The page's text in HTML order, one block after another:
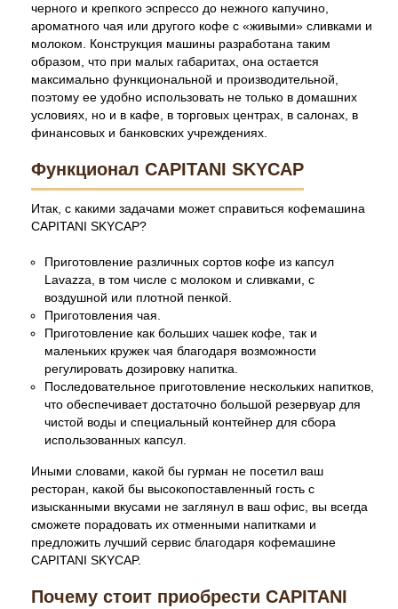
черного и крепкого эспрессо до нежного капучино,
ароматного чая или другого кофе с «живыми» сливками и
молоком. Конструкция машины разработана таким
образом, что при малых габаритах, она остается
максимально функциональной и производительной,
поэтому ее удобно использовать не только в домашних
условиях, но и в кафе, в торговых центрах, в салонах, в
финансовых и банковских учреждениях.
Функционал CAPITANI SKYCAP
Итак, с какими задачами может справиться кофемашина
CAPITANI SKYCAP?
Приготовление различных сортов кофе из капсул
Lavazza, в том числе с молоком и сливками, с
воздушной или плотной пенкой.
Приготовления чая.
Приготовление как больших чашек кофе, так и
маленьких кружек чая благодаря возможности
регулировать дозировку напитка.
Последовательное приготовление нескольких напитков,
что обеспечивает достаточно большой резервуар для
чистой воды и специальный контейнер для сбора
использованных капсул.
Иными словами, какой бы гурман не посетил ваш
ресторан, какой бы высокопоставленный гость с
изысканными вкусами не заглянул в ваш офис, вы всегда
сможете порадовать их отменными напитками и
предложить лучший сервис благодаря кофемашине
CAPITANI SKYCAP.
Почему стоит приобрести CAPITANI